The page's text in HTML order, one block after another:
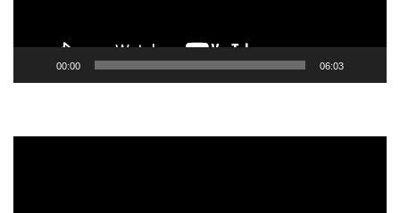
00:00 06:03